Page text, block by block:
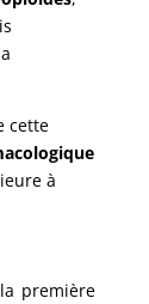
cette
à
première